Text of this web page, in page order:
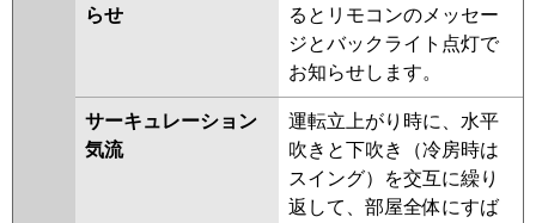
らせ
るとリモコンのメッセー
ジとバックライト点灯で
お知らせします。
サーキュレーション
気流
運転立上がり時に、水平
吹きと下吹き（冷房時は
スイング）を交互に繰り
返して、部屋全体にすば